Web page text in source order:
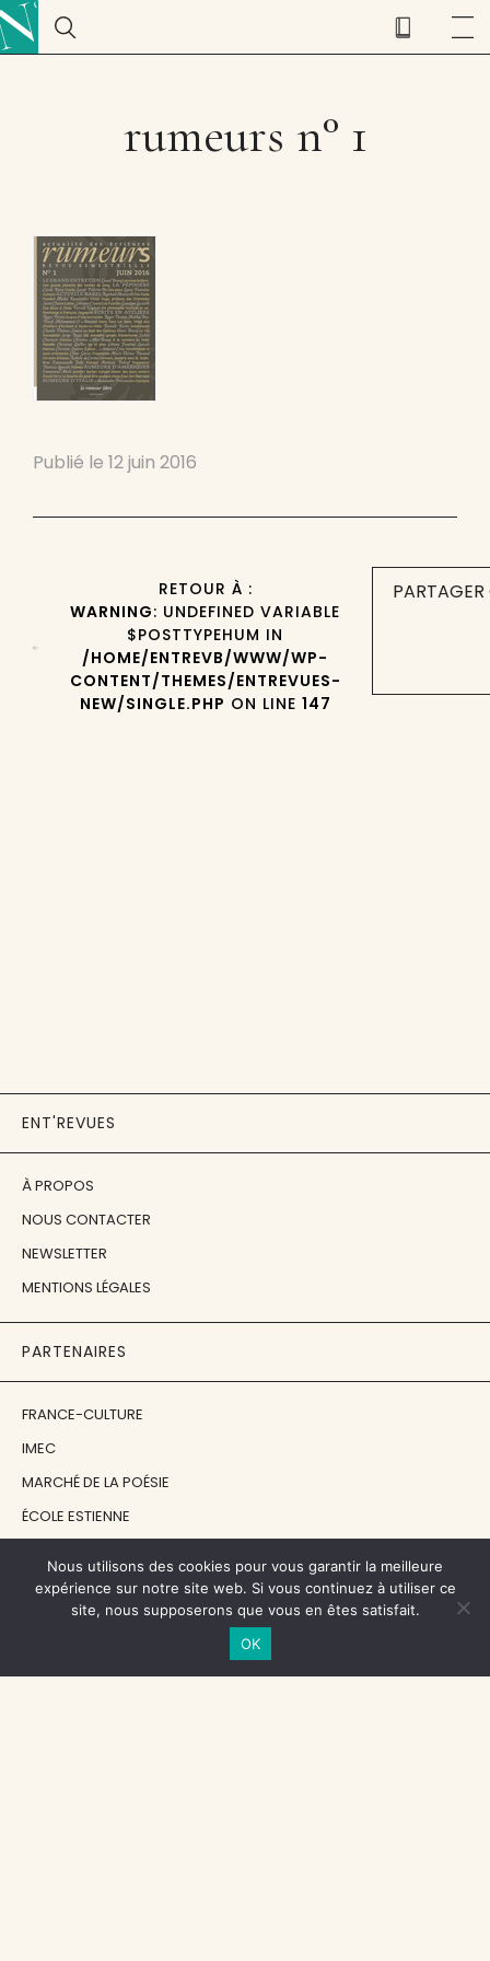
rumeurs n° 1
Publié le 12 juin 2016
RETOUR À :
WARNING: UNDEFINED VARIABLE
$POSTTYPEHUM IN
/HOME/ENTREVB/WWW/WP-
CONTENT/THEMES/ENTREVUES-
NEW/SINGLE.PHP ON LINE 147
ENT'REVUES
À PROPOS
NOUS CONTACTER
NEWSLETTER
MENTIONS LÉGALES
PARTENAIRES
FRANCE-CULTURE
IMEC
MARCHÉ DE LA POÉSIE
ÉCOLE ESTIENNE
DIACRITIK
EN ATTENDANT NADEAU
NOS SOUTIENS
Nous utilisons des cookies pour vous garantir la meilleure
expérience sur notre site web. Si vous continuez à utiliser ce
site, nous supposerons que vous en êtes satisfait.
OK